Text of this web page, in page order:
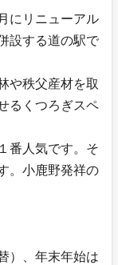
にリニューアル
設する道の駅で
や秩父産材を取
るくつろぎスペ
番人気です。そ
。小鹿野発祥の
）、年末年始は